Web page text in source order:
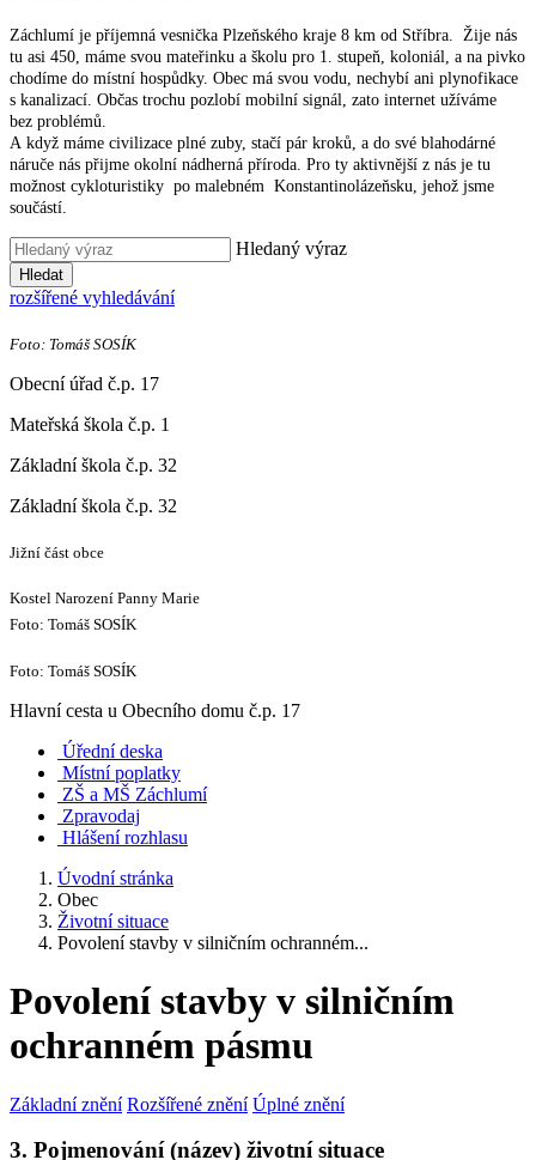
Záchlumí je příjemná vesnička Plzeňského kraje 8 km od Stříbra. Žije nás
tu asi 450, máme svou mateřinku a školu pro 1. stupeň, koloniál, a na pivko
chodíme do místní hospůdky. Obec má svou vodu, nechybí ani plynofikace
s kanalizací. Občas trochu pozlobí mobilní signál, zato internet užíváme
bez problémů.
A když máme civilizace plné zuby, stačí pár kroků, a do své blahodárné
náruče nás přijme okolní nádherná příroda. Pro ty aktivnější z nás je tu
možnost cykloturistiky po malebném Konstantinolázeňsku, jehož jsme
součástí.
Hledaný výraz
Hledat
rozšířené vyhledávání
Foto: Tomáš SOSÍK
Obecní úřad č.p. 17
Mateřská škola č.p. 1
Základní škola č.p. 32
Základní škola č.p. 32
Jižní část obce
Kostel Narození Panny Marie
Foto: Tomáš SOSÍK
Foto: Tomáš SOSÍK
Hlavní cesta u Obecního domu č.p. 17
Úřední deska
Místní poplatky
ZŠ a MŠ Záchlumí
Zpravodaj
Hlášení rozhlasu
Úvodní stránka
Obec
Životní situace
Povolení stavby v silničním ochranném...
Povolení stavby v silničním
ochranném pásmu
Základní znění Rozšířené znění Úplné znění
3. Pojmenování (název) životní situace